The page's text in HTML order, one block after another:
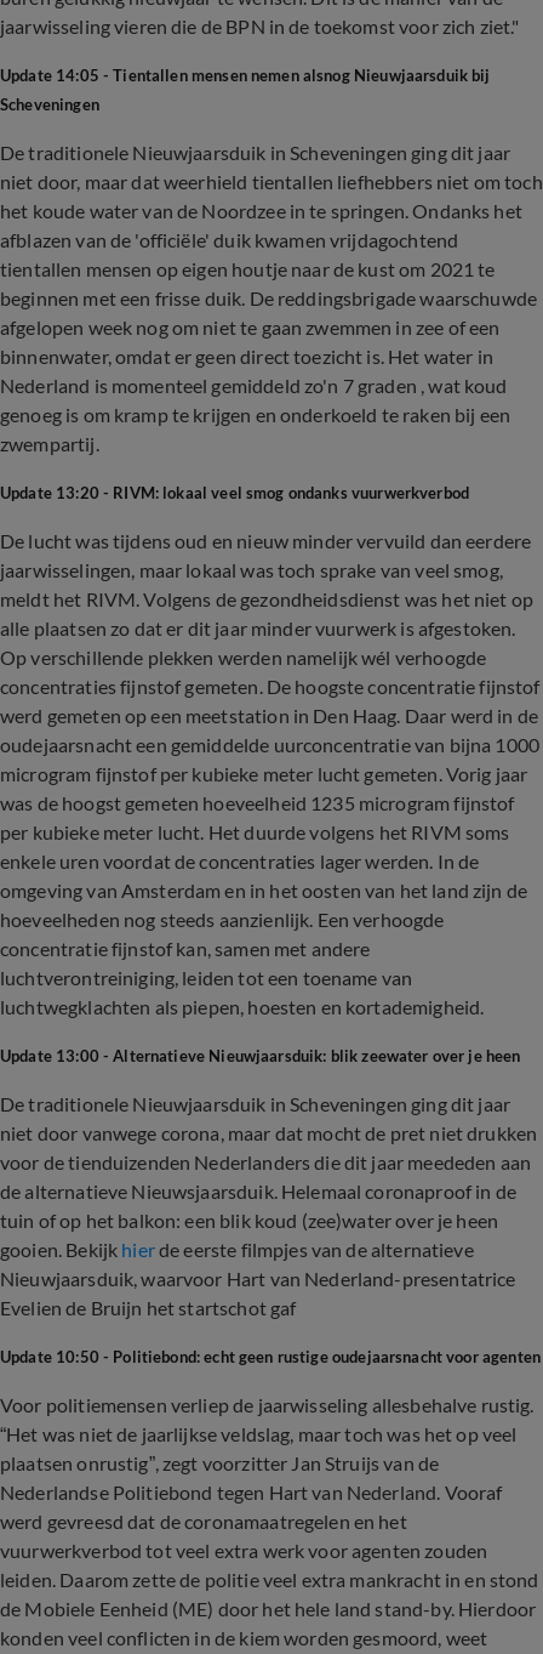
jaarwisseling vieren die de BPN in de toekomst voor zich ziet."
Update 14:05 - Tientallen mensen nemen alsnog Nieuwjaarsduik bij
Scheveningen
De traditionele Nieuwjaarsduik in Scheveningen ging dit jaar
niet door, maar dat weerhield tientallen liefhebbers niet om toch
het koude water van de Noordzee in te springen. Ondanks het
afblazen van de 'officiële' duik kwamen vrijdagochtend
tientallen mensen op eigen houtje naar de kust om 2021 te
beginnen met een frisse duik. De reddingsbrigade waarschuwde
afgelopen week nog om niet te gaan zwemmen in zee of een
binnenwater, omdat er geen direct toezicht is. Het water in
Nederland is momenteel gemiddeld zo'n 7 graden , wat koud
genoeg is om kramp te krijgen en onderkoeld te raken bij een
zwempartij.
Update 13:20 - RIVM: lokaal veel smog ondanks vuurwerkverbod
De lucht was tijdens oud en nieuw minder vervuild dan eerdere
jaarwisselingen, maar lokaal was toch sprake van veel smog,
meldt het RIVM. Volgens de gezondheidsdienst was het niet op
alle plaatsen zo dat er dit jaar minder vuurwerk is afgestoken.
Op verschillende plekken werden namelijk wél verhoogde
concentraties fijnstof gemeten. De hoogste concentratie fijnstof
werd gemeten op een meetstation in Den Haag. Daar werd in de
oudejaarsnacht een gemiddelde uurconcentratie van bijna 1000
microgram fijnstof per kubieke meter lucht gemeten. Vorig jaar
was de hoogst gemeten hoeveelheid 1235 microgram fijnstof
per kubieke meter lucht. Het duurde volgens het RIVM soms
enkele uren voordat de concentraties lager werden. In de
omgeving van Amsterdam en in het oosten van het land zijn de
hoeveelheden nog steeds aanzienlijk. Een verhoogde
concentratie fijnstof kan, samen met andere
luchtverontreiniging, leiden tot een toename van
luchtwegklachten als piepen, hoesten en kortademigheid.
Update 13:00 - Alternatieve Nieuwjaarsduik: blik zeewater over je heen
De traditionele Nieuwjaarsduik in Scheveningen ging dit jaar
niet door vanwege corona, maar dat mocht de pret niet drukken
voor de tienduizenden Nederlanders die dit jaar meededen aan
de alternatieve Nieuwsjaarsduik. Helemaal coronaproof in de
tuin of op het balkon: een blik koud (zee)water over je heen
gooien. Bekijk hierde eerste filmpjes van de alternatieve
Nieuwjaarsduik, waarvoor Hart van Nederland-presentatrice
Evelien de Bruijn het startschot gaf
Update 10:50 - Politiebond: echt geen rustige oudejaarsnacht voor agenten
Voor politiemensen verliep de jaarwisseling allesbehalve rustig.
“Het was niet de jaarlijkse veldslag, maar toch was het op veel
plaatsen onrustig”, zegt voorzitter Jan Struijs van de
Nederlandse Politiebond tegen Hart van Nederland. Vooraf
werd gevreesd dat de coronamaatregelen en het
vuurwerkverbod tot veel extra werk voor agenten zouden
leiden. Daarom zette de politie veel extra mankracht in en stond
de Mobiele Eenheid (ME) door het hele land stand-by. Hierdoor
konden veel conflicten in de kiem worden gesmoord, weet